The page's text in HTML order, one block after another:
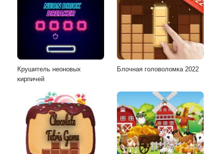
Крушитель неоновых
кирпичей
Блочная головоломка 2022